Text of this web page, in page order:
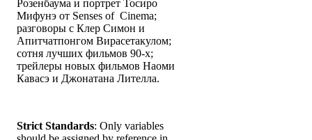
Розенбаума и портрет Тосиро
Мифунэ от Senses of Cinema;
разговоры с Клер Симон и
Апитчатпонгом Вирасетакулом;
сотня лучших фильмов 90-х;
трейлеры новых фильмов Наоми
Кавасэ и Джонатана Лителла.
Strict Standards: Only variables